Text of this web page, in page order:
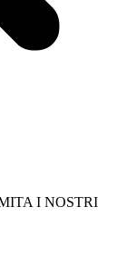
I NOSTRI